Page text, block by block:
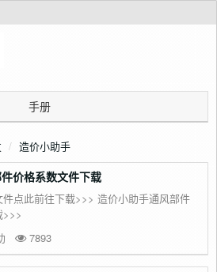
手册
造价小助手
价格系数文件下载
点此前往下载>>> 造价小助手通风部件
7893